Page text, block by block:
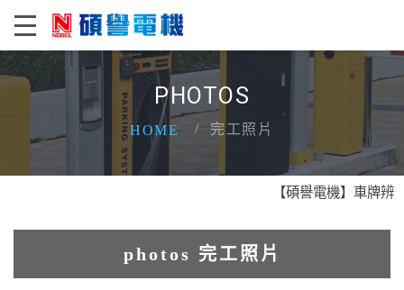
PHOTOS
HOME 完工照片
【碩譽電機】車牌辨
photos 完工照片